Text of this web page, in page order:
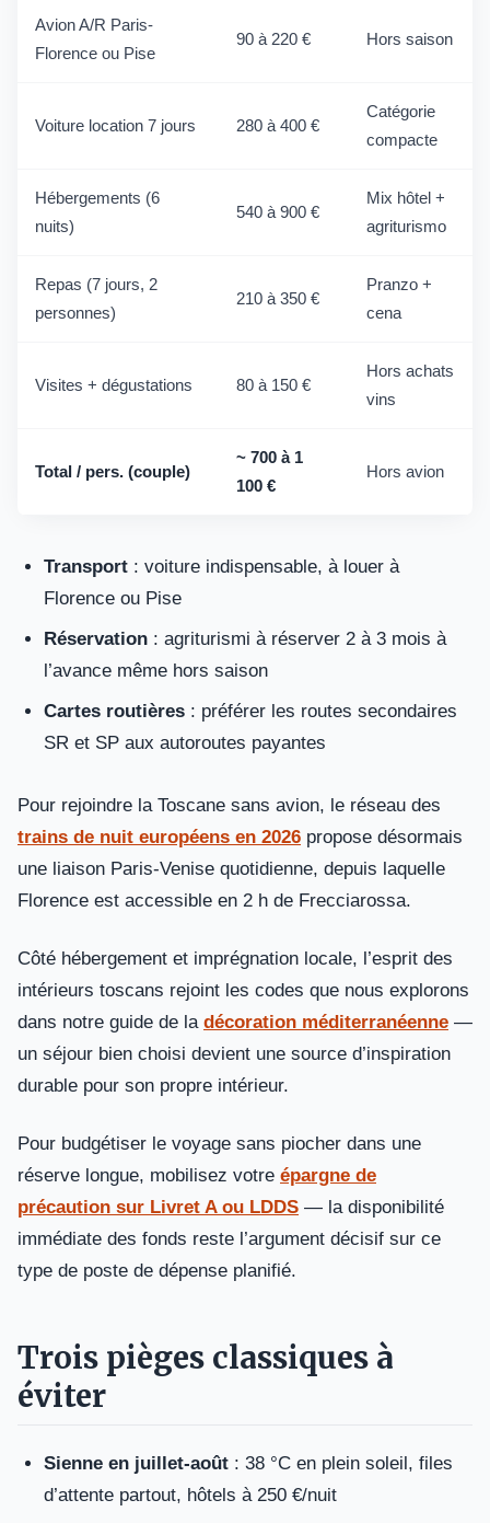
Avion A/R Paris-
Florence ou Pise
90 à 220 € Hors saison
Voiture location 7 jours 280 à 400 €
Catégorie
compacte
Hébergements (6
nuits)
540 à 900 €
Mix hôtel +
agriturismo
Repas (7 jours, 2
personnes)
210 à 350 €
Pranzo +
cena
Visites + dégustations 80 à 150 €
Hors achats
vins
Total / pers. (couple)
~ 700 à 1
100 €
Hors avion
Transport : voiture indispensable, à louer à
Florence ou Pise
Réservation : agriturismi à réserver 2 à 3 mois à
l’avance même hors saison
Cartes routières : préférer les routes secondaires
SR et SP aux autoroutes payantes
Pour rejoindre la Toscane sans avion, le réseau des
trains de nuit européens en 2026 propose désormais
une liaison Paris-Venise quotidienne, depuis laquelle
Florence est accessible en 2 h de Frecciarossa.
Côté hébergement et imprégnation locale, l’esprit des
intérieurs toscans rejoint les codes que nous explorons
dans notre guide de la décoration méditerranéenne —
un séjour bien choisi devient une source d’inspiration
durable pour son propre intérieur.
Pour budgétiser le voyage sans piocher dans une
réserve longue, mobilisez votre épargne de
précaution sur Livret A ou LDDS — la disponibilité
immédiate des fonds reste l’argument décisif sur ce
type de poste de dépense planifié.
Trois pièges classiques à
éviter
Sienne en juillet-août : 38 °C en plein soleil, files
d’attente partout, hôtels à 250 €/nuit